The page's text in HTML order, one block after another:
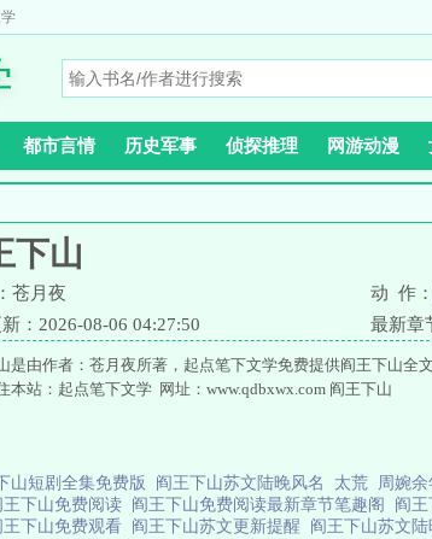
都市言情 历史军事 侦探推理 网游动漫
下山
苍月夜 动 作：
：2026-08-06 04:27:50
最新章
是由作者：苍月夜所著，起点笔下文学免费提供阎王下山全文
本站：起点笔下文学 网址：www.qdbxwx.com 阎王下山
山短剧全集免费版 阎王下山苏文陆晚风名 太荒 周婉
王下山免费阅读 阎王下山免费阅读最新章节笔趣阁 阎
王下山免费观看 阎王下山苏文更新提醒 阎王下山苏文